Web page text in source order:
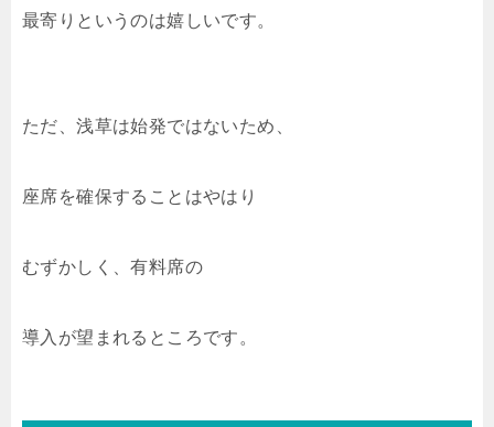
最寄りというのは嬉しいです。
ただ、浅草は始発ではないため、
座席を確保することはやはり
むずかしく、有料席の
導入が望まれるところです。